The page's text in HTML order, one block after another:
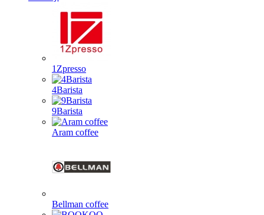
1Zpresso
4Barista
9Barista
Aram coffee
Bellman coffee